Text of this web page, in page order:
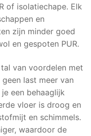
of isolatiechape. Elk
en
zijn minder goed
en gespoten PUR.
van voordelen met
last meer van
een behaaglijk
vloer is droog en
en schimmels.
waardoor de